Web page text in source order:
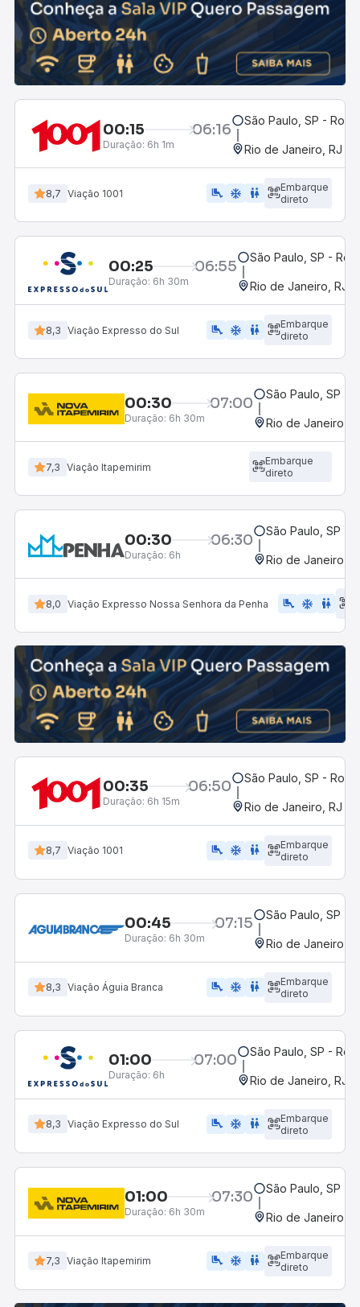
00:15 06:16
Duração: 6h 1m
São Paulo, SP -
Rio de Janeiro, RJ -
8,7 Viação 1001 airline_seat_legroom_extra ac_unit WC
Embarque
direto
00:25 06:55
Duração: 6h 30m
São Paulo, SP -
Rio de Janeiro, RJ -
8,3 Viação Expresso do Sul airline_seat_legroom_extra ac_unit WC
Embarque
direto
00:30 07:00
Duração: 6h 30m
São Paulo, SP -
Rio de Janeiro,
7,3 Viação Itapemirim
Embarque
direto
00:30 06:30
Duração: 6h
São Paulo, SP -
Rio de Janeiro,
8,0 Viação Expresso Nossa Senhora da Penha airline_seat_legroom_extra ac_unit WC
00:35 06:50
Duração: 6h 15m
São Paulo, SP -
Rio de Janeiro, RJ -
8,7 Viação 1001 airline_seat_legroom_extra ac_unit WC
Embarque
direto
00:45 07:15
Duração: 6h 30m
São Paulo, SP -
Rio de Janeiro,
8,3 Viação Águia Branca airline_seat_legroom_extra ac_unit WC
Embarque
direto
01:00 07:00
Duração: 6h
São Paulo, SP -
Rio de Janeiro, RJ -
8,3 Viação Expresso do Sul airline_seat_legroom_extra ac_unit WC
Embarque
direto
01:00 07:30
Duração: 6h 30m
São Paulo, SP -
Rio de Janeiro,
7,3 Viação Itapemirim airline_seat_legroom_extra ac_unit WC
Embarque
direto